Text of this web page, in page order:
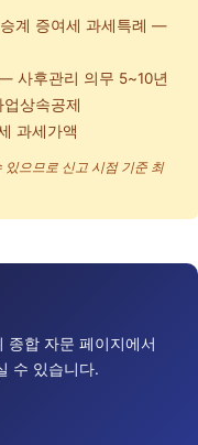
계 증여세 과세특례 —
사후관리 의무 5~10년
상속공제
과세가액
있으므로 신고 시점 기준 최
종합 자문 페이지에서
수 있습니다.